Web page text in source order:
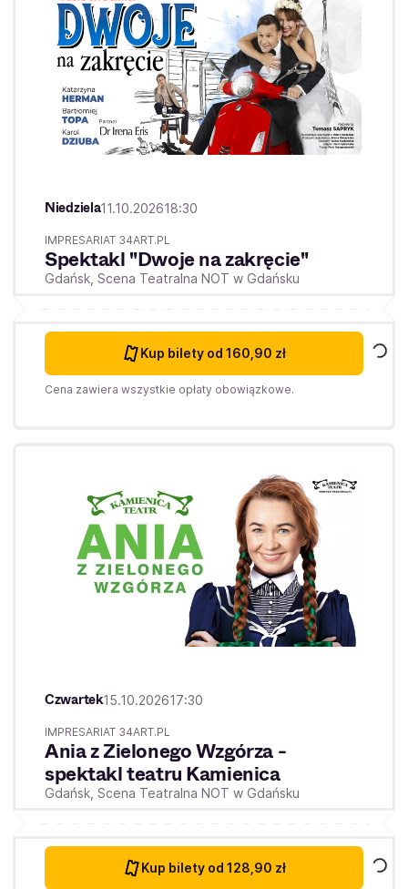
Niedziela11.10.202618:30
IMPRESARIAT 34ART.PL
Spektakl "Dwoje na zakręcie"
Gdańsk, Scena Teatralna NOT w Gdańsku
Kup bilety od 160,90 zł
Cena zawiera wszystkie opłaty obowiązkowe.
Czwartek15.10.202617:30
IMPRESARIAT 34ART.PL
Ania z Zielonego Wzgórza -
spektakl teatru Kamienica
Gdańsk, Scena Teatralna NOT w Gdańsku
Kup bilety od 128,90 zł